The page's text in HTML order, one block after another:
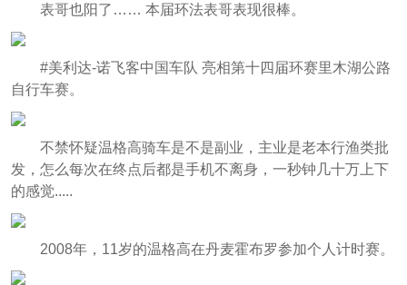
表哥也阳了…… 本届环法表哥表现很棒。
#美利达-诺飞客中国车队 亮相第十四届环赛里木湖公路
自行车赛。
不禁怀疑温格高骑车是不是副业，主业是老本行渔类批
发，怎么每次在终点后都是手机不离身，一秒钟几十万上下
的感觉.....
2008年，11岁的温格高在丹麦霍布罗参加个人计时赛。